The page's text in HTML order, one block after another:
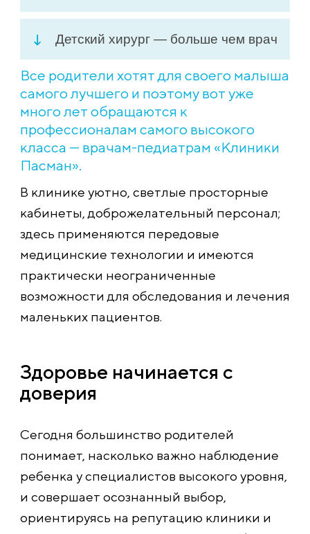
Все родители хотят для своего малыша
самого лучшего и поэтому вот уже
много лет обращаются к
профессионалам самого высокого
класса — врачам-педиатрам «Клиники
Пасман».
В клинике уютно, светлые просторные
кабинеты, доброжелательный персонал;
здесь применяются передовые
медицинские технологии и имеются
практически неограниченные
возможности для обследования и лечения
маленьких пациентов.
Здоровье начинается с
доверия
Сегодня большинство родителей
понимает, насколько важно наблюдение
ребенка у специалистов высокого уровня,
и совершает осознанный выбор,
ориентируясь на репутацию клиники и
Детский хирург — больше чем врач